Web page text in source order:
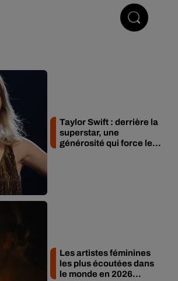
Taylor Swift : derrière la
superstar, une
générosité qui force le...
Les artistes féminines
les plus écoutées dans
le monde en 2026...